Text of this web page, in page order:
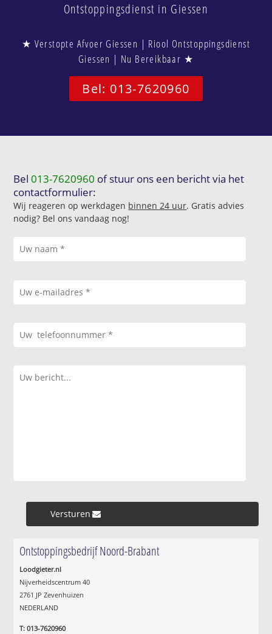
Ontstoppingsdienst in Giessen
★ Verstopte Afvoer Giessen | Riool Ontstoppingsdienst
Giessen | Nu Bereikbaar ★
Bel: 013-7620960
Bel013-7620960 of stuur ons een bericht via het
contactformulier:
Wij reageren op werkdagen binnen 24 uur. Gratis advies
nodig? Bel ons vandaag nog!
Versturen »
Ontstoppingsbedrijf Noord-Brabant
Loodgieter.nl
Nijverheidscentrum 40
2761 JP Zevenhuizen
NEDERLAND
T: 013-7620960